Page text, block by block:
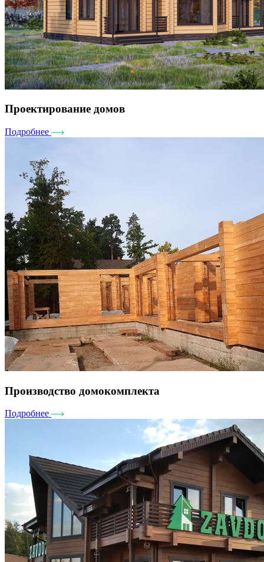
Проектирование домов
Подробнее
Производство домокомплекта
Подробнее